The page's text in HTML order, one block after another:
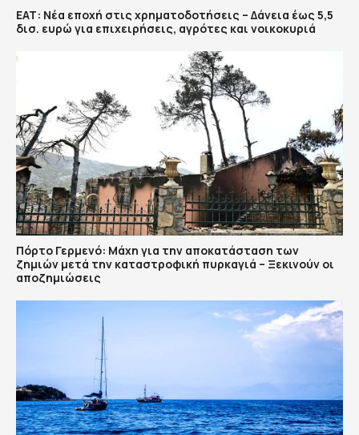
ΕΑΤ: Νέα εποχή στις χρηματοδοτήσεις – Δάνεια έως 5,5
δισ. ευρώ για επιχειρήσεις, αγρότες και νοικοκυριά
Πόρτο Γερμενό: Μάχη για την αποκατάσταση των
ζημιών μετά την καταστροφική πυρκαγιά – Ξεκινούν οι
αποζημιώσεις